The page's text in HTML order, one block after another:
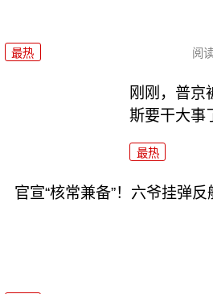
最热 阅
刚刚，普京
斯要干大事
最热
官宣“核常兼备”！六爷挂弹